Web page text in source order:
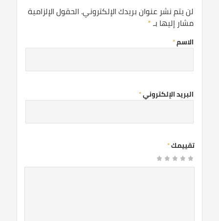
لن يتم نشر عنوان بريدك الإلكتروني. الحقول الإلزامية
مشار إليها بـ*
الاسم*
البريد الإلكتروني*
تقييمك*
1
23 من
4 من
5 من أصل 5